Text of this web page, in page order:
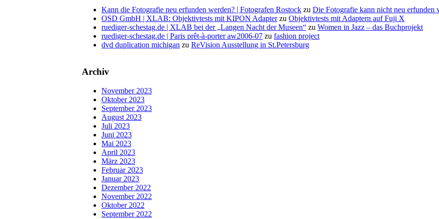
Kann die Fotografie neu erfunden werden? | Fotografen Rostock zu Die Fotografie kann nicht neu erfunden
OSD GmbH | XLAB: Objektivtests mit KIPON Adapterzu Objektivtests mit Adaptern auf Fuji X
ruediger-schestag.de | XLAB bei der „Langen Nacht der Museen“ zu Women in Jazz – das Buchprojekt
ruediger-schestag.de | Paris prêt-à-porter aw2006-07 zu fashion project
dvd duplication michigan zu ReVision Ausstellung in St.Petersburg
Archiv
November 2023
Oktober 2023
September 2023
August 2023
Juli 2023
Juni 2023
Mai 2023
April 2023
März 2023
Februar 2023
Januar 2023
Dezember 2022
November 2022
Oktober 2022
September 2022